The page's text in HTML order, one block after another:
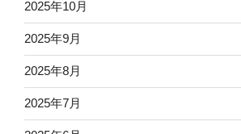
2025年10月
2025年9月
2025年8月
2025年7月